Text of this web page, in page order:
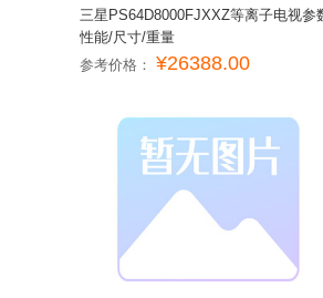
三星PS64D8000FJXXZ等离子电视参
性能/尺寸/重量
参考价格： ¥26388.00